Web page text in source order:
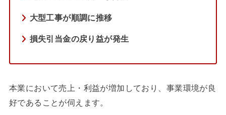
大型工事が順調に推移
損失引当金の戻り益が発生
本業において売上・利益が増加しており、事業環境が良
好であることが伺えます。